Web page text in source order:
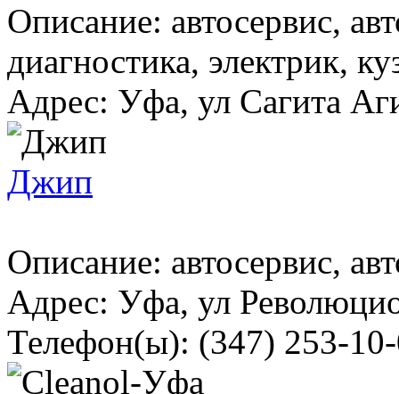
Описание: автосервис,
диагностика, электрик,
Адрес: Уфа, ул Сагита
Джип
Описание: автосервис,
Адрес: Уфа, ул
Телефон(ы): (347) 253-